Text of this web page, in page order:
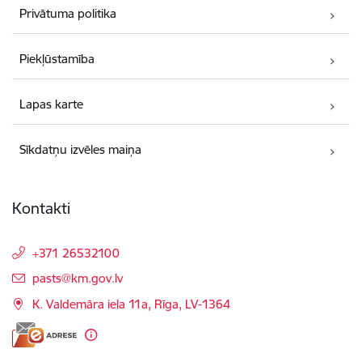
Privātuma politika
Piekļūstamība
Lapas karte
Sīkdatņu izvēles maiņa
Kontakti
+371 26532100
E-pasts:
pasts@km.gov.lv
K. Valdemāra iela 11a, Rīga, LV-1364